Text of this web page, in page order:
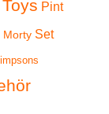
Pint
Morty Set